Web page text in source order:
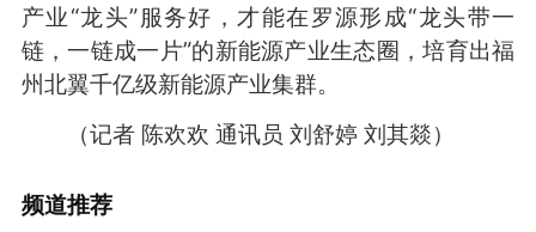
产业“龙头”服务好，才能在罗源形成“龙头带一
链，一链成一片”的新能源产业生态圈，培育出福
州北翼千亿级新能源产业集群。
（记者 陈欢欢 通讯员 刘舒婷 刘其燚）
频道推荐